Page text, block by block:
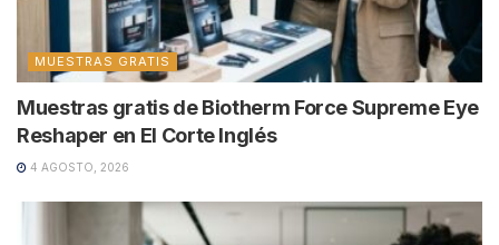
MUESTRAS GRATIS
Muestras gratis de Biotherm Force Supreme Eye
Reshaper en El Corte Inglés
4 AGOSTO, 2026